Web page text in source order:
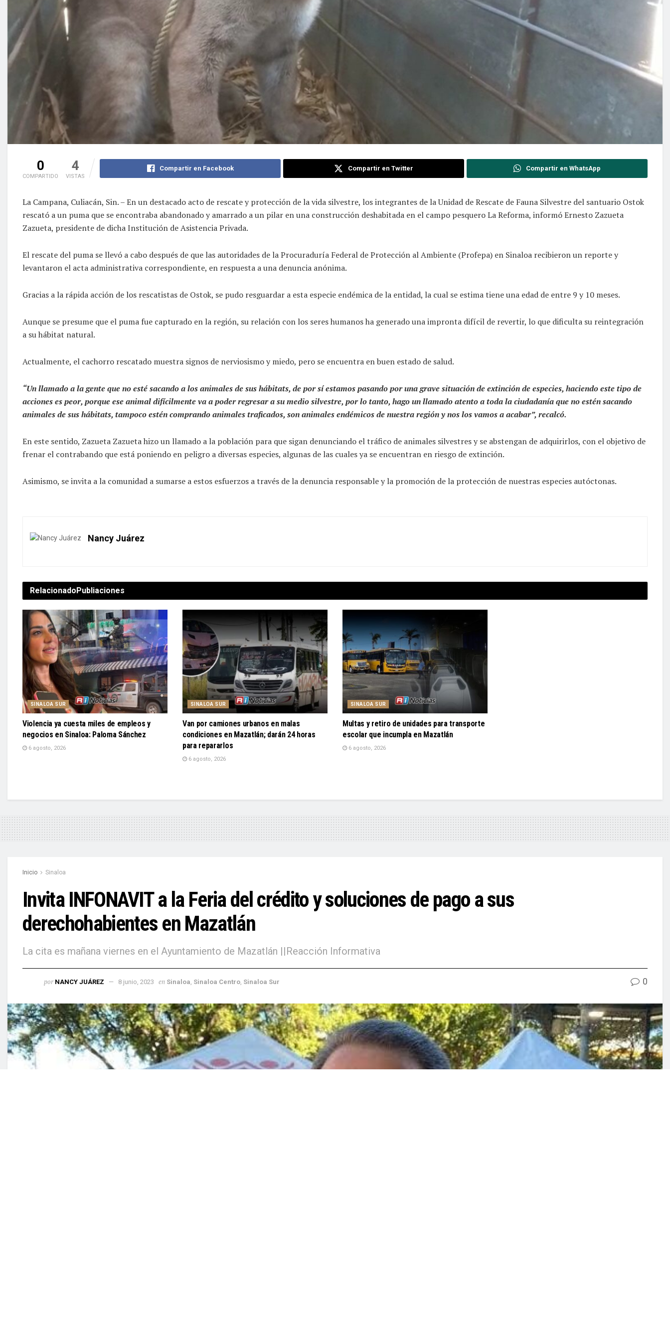
0
COMPARTIDO
4
VISTAS
Compartir en Facebook Compartir en Twitter Compartir en WhatsApp
La Campana, Culiacán, Sin. – En un destacado acto de rescate y protección de la vida silvestre, los integrantes de la Unidad de Rescate de Fauna Silvestre del santuario Ostok
rescató a un puma que se encontraba abandonado y amarrado a un pilar en una construcción deshabitada en el campo pesquero La Reforma, informó Ernesto Zazueta
Zazueta, presidente de dicha Institución de Asistencia Privada.
El rescate del puma se llevó a cabo después de que las autoridades de la Procuraduría Federal de Protección al Ambiente (Profepa) en Sinaloa recibieron un reporte y
levantaron el acta administrativa correspondiente, en respuesta a una denuncia anónima.
Gracias a la rápida acción de los rescatistas de Ostok, se pudo resguardar a esta especie endémica de la entidad, la cual se estima tiene una edad de entre 9 y 10 meses.
Aunque se presume que el puma fue capturado en la región, su relación con los seres humanos ha generado una impronta difícil de revertir, lo que dificulta su reintegración
a su hábitat natural.
Actualmente, el cachorro rescatado muestra signos de nerviosismo y miedo, pero se encuentra en buen estado de salud.
“Un llamado a la gente que no esté sacando a los animales de sus hábitats, de por sí estamos pasando por una grave situación de extinción de especies, haciendo este tipo de
acciones es peor, porque ese animal difícilmente va a poder regresar a su medio silvestre, por lo tanto, hago un llamado atento a toda la ciudadanía que no estén sacando
animales de sus hábitats, tampoco estén comprando animales traficados, son animales endémicos de nuestra región y nos los vamos a acabar”, recalcó.
En este sentido, Zazueta Zazueta hizo un llamado a la población para que sigan denunciando el tráfico de animales silvestres y se abstengan de adquirirlos, con el objetivo de
frenar el contrabando que está poniendo en peligro a diversas especies, algunas de las cuales ya se encuentran en riesgo de extinción.
Asimismo, se invita a la comunidad a sumarse a estos esfuerzos a través de la denuncia responsable y la promoción de la protección de nuestras especies autóctonas.
Nancy Juárez
RelacionadoPubliaciones
SINALOA SUR
Violencia ya cuesta miles de empleos y
negocios en Sinaloa: Paloma Sánchez
6 agosto, 2026
SINALOA SUR
Van por camiones urbanos en malas
condiciones en Mazatlán; darán 24 horas
para repararlos
6 agosto, 2026
SINALOA SUR
Multas y retiro de unidades para transporte
escolar que incumpla en Mazatlán
6 agosto, 2026
Inicio Sinaloa
Invita INFONAVIT a la Feria del crédito y soluciones de pago a sus
derechohabientes en Mazatlán
La cita es mañana viernes en el Ayuntamiento de Mazatlán ||Reacción Informativa
por NANCY JUÁREZ 8 junio, 2023 en Sinaloa ,Sinaloa Centro, 0